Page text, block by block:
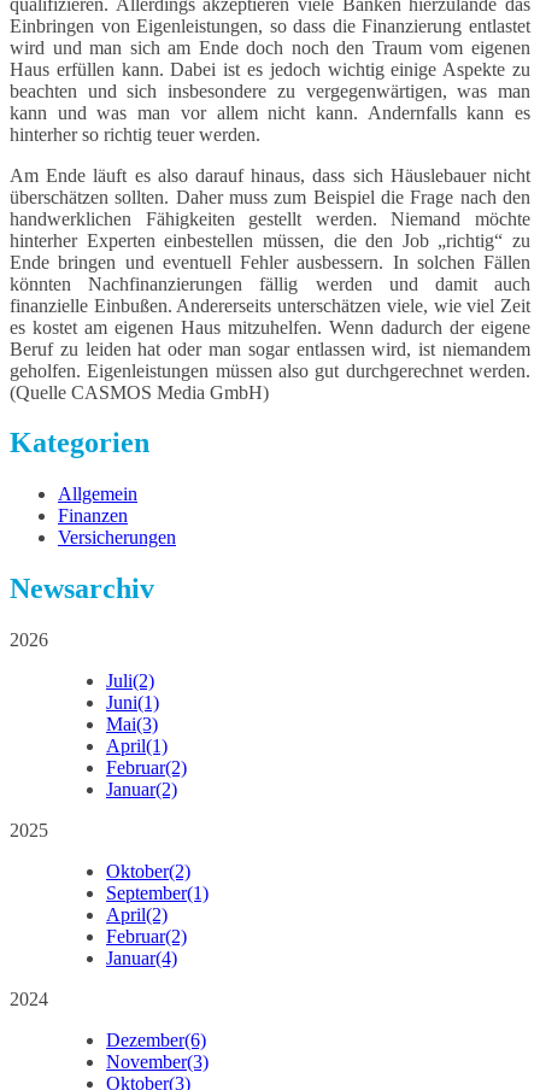
Einbringen von Eigenleistungen, so dass die Finanzierung entlastet
wird und man sich am Ende doch noch den Traum vom eigenen
Haus erfüllen kann. Dabei ist es jedoch wichtig einige Aspekte zu
beachten und sich insbesondere zu vergegenwärtigen, was man
kann und was man vor allem nicht kann. Andernfalls kann es
hinterher so richtig teuer werden.
Am Ende läuft es also darauf hinaus, dass sich Häuslebauer nicht
überschätzen sollten. Daher muss zum Beispiel die Frage nach den
handwerklichen Fähigkeiten gestellt werden. Niemand möchte
hinterher Experten einbestellen müssen, die den Job „richtig“ zu
Ende bringen und eventuell Fehler ausbessern. In solchen Fällen
könnten Nachfinanzierungen fällig werden und damit auch
finanzielle Einbußen. Andererseits unterschätzen viele, wie viel Zeit
es kostet am eigenen Haus mitzuhelfen. Wenn dadurch der eigene
Beruf zu leiden hat oder man sogar entlassen wird, ist niemandem
geholfen. Eigenleistungen müssen also gut durchgerechnet werden.
(Quelle CASMOS Media GmbH)
Kategorien
Allgemein
Finanzen
Versicherungen
Newsarchiv
2026
Juli(2)
Juni(1)
Mai(3)
April(1)
Februar(2)
Januar(2)
2025
Oktober(2)
September(1)
April(2)
Februar(2)
Januar(4)
2024
Dezember(6)
November(3)
Oktober(3)